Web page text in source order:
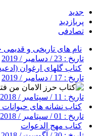
جدید
پربازدید
تصادفی
نام های تاریخی و قدیمی
تاریخ : 23 / دسامبر / 2019
کتاب گلهای ارغوان
تاریخ : 17 / دسامبر / 2019
تاریخ : 11 / سپتامبر / 2018
کتاب نشانه های حیوانات
تاریخ : 01 / سپتامبر / 2018
کتاب مهج الدعوات